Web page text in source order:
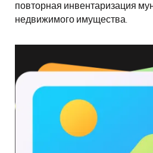
повторная инвентаризация
недвижимого имущества.